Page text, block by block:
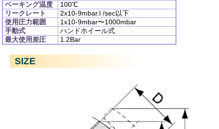
ベーキング温度
100℃
リークレート
2x10-9mbar.l /sec以下
使用圧力範囲
1x10-9mbar〜1000mbar
手動式
ハンドホイール式
最大使用差圧
1.2Bar
SIZE